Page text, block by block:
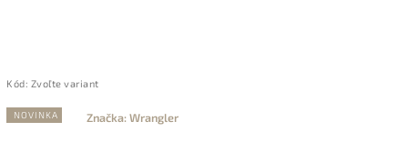
Kód: Zvoľte variant
NOVINKA Značka:Wrangler